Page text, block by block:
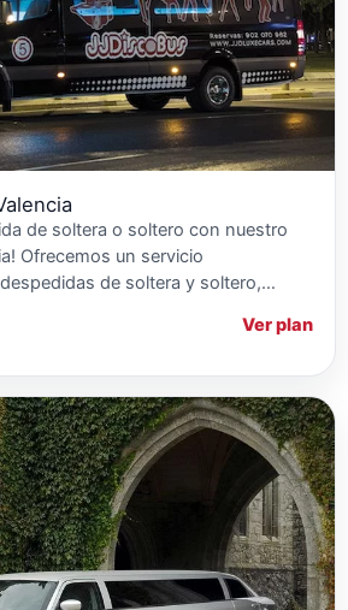
de soltera o soltero con nuestro
Ofrecemos un servicio
de soltera y soltero,…
Ver plan